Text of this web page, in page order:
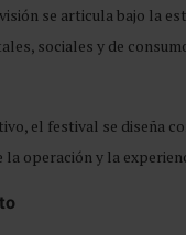
se articula bajo la
sociales y de
el festival se diseña
operación y la